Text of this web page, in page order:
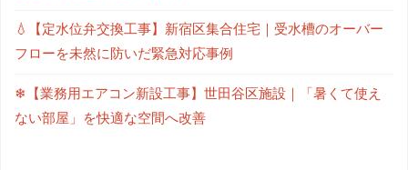
💧【定水位弁交換工事】新宿区集合住宅｜受水槽のオーバー
フローを未然に防いだ緊急対応事例
❄【業務用エアコン新設工事】世田谷区施設｜「暑くて使え
ない部屋」を快適な空間へ改善